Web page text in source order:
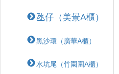
氹仔（美景A櫃）
黑沙環（廣華A櫃）
水坑尾（竹園圍A櫃）